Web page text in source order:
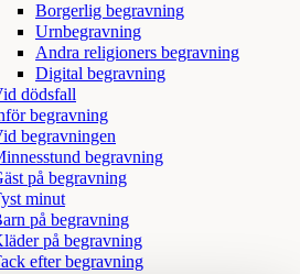
Borgerlig begravning
Urnbegravning
Andra religioners begravning
Digital begravning
dödsfall
begravning
begravningen
begravning
på begravning
minut
på begravning
på begravning
efter begravning